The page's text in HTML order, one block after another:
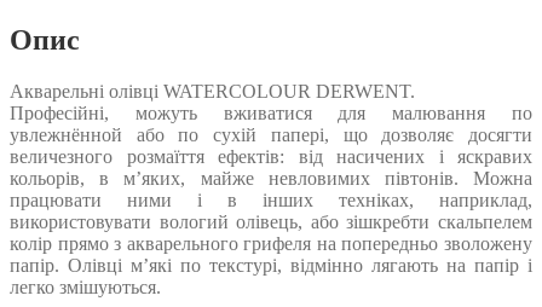
Опис
Акварельні олівці WATERCOLOUR DERWENT.
Професійні, можуть вживатися для малювання по
увлежнённой або по сухій папері, що дозволяє досягти
величезного розмаїття ефектів: від насичених і яскравих
кольорів, в м’яких, майже невловимих півтонів. Можна
працювати ними і в інших техніках, наприклад,
використовувати вологий олівець, або зішкребти скальпелем
колір прямо з акварельного грифеля на попередньо зволожену
папір. Олівці м’які по текстурі, відмінно лягають на папір і
легко змішуються.